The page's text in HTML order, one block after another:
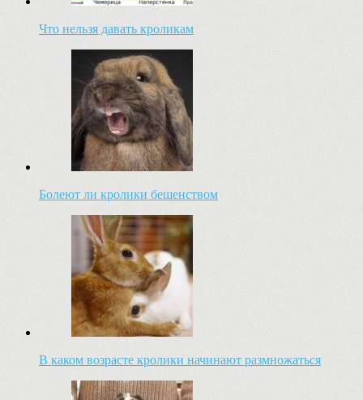
Что нельзя давать кроликам
Болеют ли кролики бешенством
В каком возрасте кролики начинают размножаться